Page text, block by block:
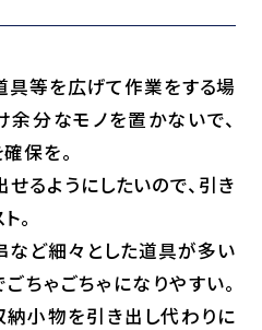
具等を広げて作業をする場
余分なモノを置かないで、
保を。
るようにしたいので、引き
。
など細々とした道具が多い
ちゃごちゃになりやすい。
納小物を引き出し代わりに